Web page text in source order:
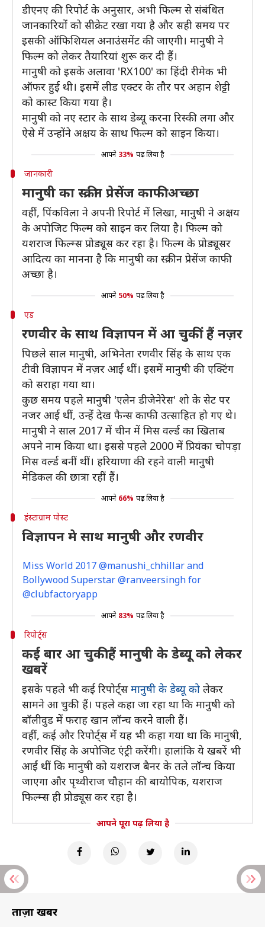
डीएनए की रिपोर्ट के अनुसार, अभी फिल्म से संबंधित
जानकारियों को सीक्रेट रखा गया है और सही समय पर
इसकी ऑफिशियल अनाउंसमेंट की जाएगी। मानुषी ने
फिल्म को लेकर तैयारियां शुरू कर दी हैं।
मानुषी को इसके अलावा 'RX100' का हिंदी रीमेक भी
ऑफर हुई थी। इसमें लीड एक्टर के तौर पर अहान शेट्टी
को कास्ट किया गया है।
मानुषी को नए स्टार के साथ डेब्यू करना रिस्की लगा और
ऐसे में उन्होंने अक्षय के साथ फिल्म को साइन किया।
आपने 33% पढ़ लिया है
जानकारी
मानुषी का स्क्रीन प्रेसेंज काफी अच्छा
वहीं, पिंकविला ने अपनी रिपोर्ट में लिखा, मानुषी ने अक्षय
के अपोजिट फिल्म को साइन कर लिया है। फिल्म को
यशराज फिल्म्स प्रोड्यूस कर रहा है। फिल्म के प्रोड्यूसर
आदित्य का मानना है कि मानुषी का स्क्रीन प्रेसेंज काफी
अच्छा है।
आपने 50% पढ़ लिया है
एड
रणवीर के साथ विज्ञापन में आ चुकीं हैं नज़र
पिछले साल मानुषी, अभिनेता रणवीर सिंह के साथ एक
टीवी विज्ञापन में नज़र आईं थीं। इसमें मानुषी की एक्टिंग
को सराहा गया था।
कुछ समय पहले मानुषी 'एलेन डीजेनेरेस' शो के सेट पर
नजर आई थीं, उन्हें देख फैन्स काफी उत्साहित हो गए थे।
मानुषी ने साल 2017 में चीन में मिस वर्ल्ड का खिताब
अपने नाम किया था। इससे पहले 2000 में प्रियंका चोपड़ा
मिस वर्ल्ड बनीं थीं। हरियाणा की रहने वाली मानुषी
मेडिकल की छात्रा रहीं हैं।
आपने 66% पढ़ लिया है
इंस्टाग्राम पोस्ट
विज्ञापन मे साथ मानुषी और रणवीर
Miss World 2017 @manushi_chhillar and
Bollywood Superstar @ranveersingh for
@clubfactoryapp
आपने 83% पढ़ लिया है
रिपोर्ट्स
कई बार आ चुकी हैं मानुषी के डेब्यू को लेकर
खबरें
इसके पहले भी कई रिपोर्ट्समानुषी के डेब्यू को लेकर
सामने आ चुकी हैं। पहले कहा जा रहा था कि मानुषी को
बॉलीवुड में फराह खान लॉन्च करने वाली हैं।
वहीं, कई और रिपोर्ट्स में यह भी कहा गया था कि मानुषी,
रणवीर सिंह के अपोजिट एंट्री करेंगी। हालांकि ये खबरें भी
आईं थीं कि मानुषी को यशराज बैनर के तले लॉन्च किया
जाएगा और पृथ्वीराज चौहान की बायोपिक, यशराज
फिल्म्स ही प्रोड्यूस कर रहा है।
आपने पूरा पढ़ लिया है
ताज़ा खबरें